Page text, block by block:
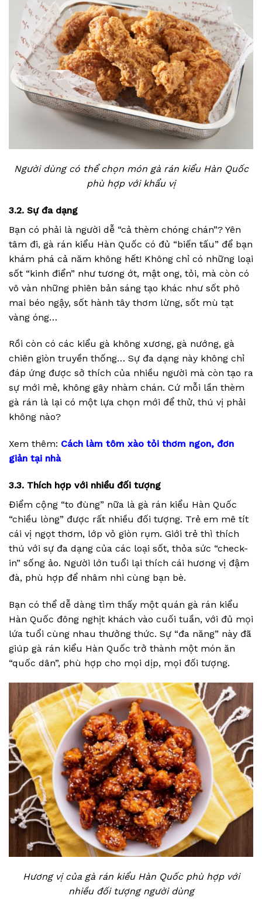
Người dùng có thể chọn món gà rán kiểu Hàn Quốc
phù hợp với khẩu vị
3.2. Sự đa dạng
Bạn có phải là người dễ “cả thèm chóng chán”? Yên
tâm đi, gà rán kiểu Hàn Quốc có đủ “biến tấu” để bạn
khám phá cả năm không hết! Không chỉ có những loại
sốt “kinh điển” như tương ớt, mật ong, tỏi, mà còn có
vô vàn những phiên bản sáng tạo khác như sốt phô
mai béo ngậy, sốt hành tây thơm lừng, sốt mù tạt
vàng óng…
Rồi còn có các kiểu gà không xương, gà nướng, gà
chiên giòn truyền thống… Sự đa dạng này không chỉ
đáp ứng được sở thích của nhiều người mà còn tạo ra
sự mới mẻ, không gây nhàm chán. Cứ mỗi lần thèm
gà rán là lại có một lựa chọn mới để thử, thú vị phải
không nào?
Xem thêm: Cách làm tôm xào tỏi thơm ngon, đơn
giản tại nhà
3.3. Thích hợp với nhiều đối tượng
Điểm cộng “to đùng” nữa là gà rán kiểu Hàn Quốc
“chiều lòng” được rất nhiều đối tượng. Trẻ em mê tít
cái vị ngọt thơm, lớp vỏ giòn rụm. Giới trẻ thì thích
thú với sự đa dạng của các loại sốt, thỏa sức “check-
in” sống ảo. Người lớn tuổi lại thích cái hương vị đậm
đà, phù hợp để nhâm nhi cùng bạn bè.
Bạn có thể dễ dàng tìm thấy một quán gà rán kiểu
Hàn Quốc đông nghịt khách vào cuối tuần, với đủ mọi
lứa tuổi cùng nhau thưởng thức. Sự “đa năng” này đã
giúp gà rán kiểu Hàn Quốc trở thành một món ăn
“quốc dân”, phù hợp cho mọi dịp, mọi đối tượng.
Hương vị của gà rán kiểu Hàn Quốc phù hợp với
nhiều đối tượng người dùng